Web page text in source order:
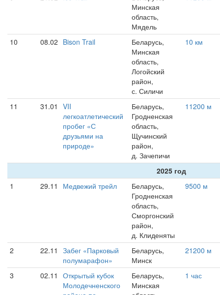
Минская
область,
Мядель
10 08.02 Bison Trail
Беларусь,
Минская
область,
Логойский
район,
с. Силичи
10 км
11 31.01
VII
легкоатлетический
пробег «С
друзьями на
природе»
Беларусь,
Гродненская
область,
Щучинский
район,
д. Зачепичи
11200 м
2025 год
1
29.11 Медвежий трейл
Беларусь,
Гродненская
область,
Сморгонский
район,
д. Клиденяты
9500 м
2 22.11
Забег «Парковый
полумарафон»
Беларусь,
Минск
21200 м
3 02.11
Открытый кубок
Молодечненского
Беларусь,
Минская
1 час